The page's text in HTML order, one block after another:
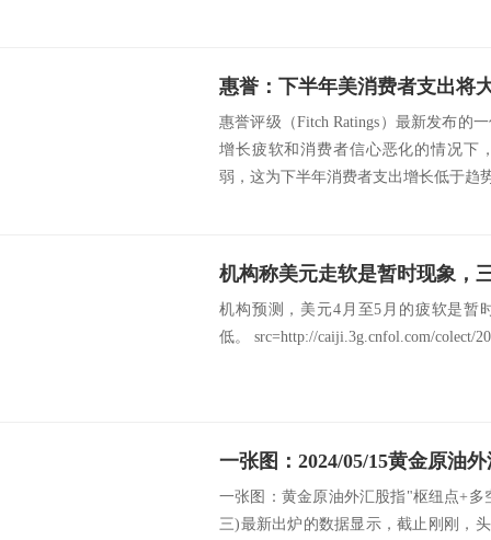
惠誉评级（Fitch Ratings）最新发布的
增长疲软和消费者信心恶化的情况下
弱，这为下半年消费者支出增长低于趋
机构预测，美元4月至5月的疲软是暂
低。 src=http://caiji.3g.cnfol.com/colect/
一张图：黄金原油外汇股指"枢纽点+多
三)最新出炉的数据显示，截止刚刚，